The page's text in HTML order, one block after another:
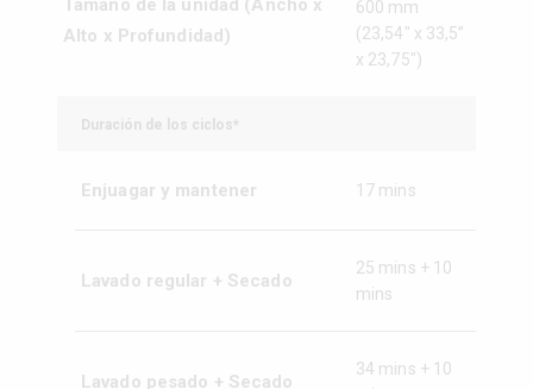
Alto x Profundidad)
600 mm
(23,54" x 33,5”
x 23,75")
Duración de los ciclos*
Enjuagar y mantener 17 mins
Lavado regular + Secado
25 mins + 10
mins
Lavado pesado + Secado
34 mins + 10